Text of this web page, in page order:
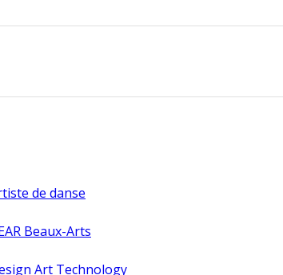
de danse
Beaux-Arts
Art Technology